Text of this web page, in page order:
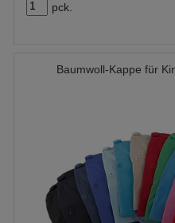
pck.
Baumwoll-Kappe für